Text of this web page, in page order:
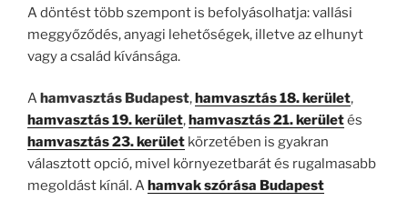
A döntést több szempont is befolyásolhatja: vallási
meggyőződés, anyagi lehetőségek, illetve az elhunyt
vagy a család kívánsága.
Ahamvasztás Budapest,hamvasztás 18. kerület,
hamvasztás 19. kerület,hamvasztás 21. kerületés
hamvasztás 23. kerület körzetében is gyakran
választott opció, mivel környezetbarát és rugalmasabb
megoldást kínál. Ahamvak szórása Budapest